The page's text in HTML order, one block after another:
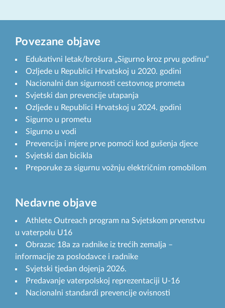
Povezane objave
Edukativni letak/brošura „Sigurno kroz prvu godinu“
Ozljede u Republici Hrvatskoj u 2020. godini
Nacionalni dan sigurnosti cestovnog prometa
Svjetski dan prevencije utapanja
Ozljede u Republici Hrvatskoj u 2024. godini
Sigurno u prometu
Sigurno u vodi
Prevencija i mjere prve pomoći kod gušenja djece
Svjetski dan bicikla
Preporuke za sigurnu vožnju električnim romobilom
Nedavne objave
Athlete Outreach program na Svjetskom prvenstvu
u vaterpolu U16
Obrazac 18a za radnike iz trećih zemalja –
informacije za poslodavce i radnike
Svjetski tjedan dojenja 2026.
Predavanje vaterpolskoj reprezentaciji U-16
Nacionalni standardi prevencije ovisnosti